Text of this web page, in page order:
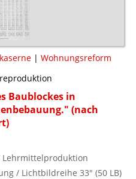
| Wohnungsreform
Baublockes in
(nach
Lehrmittelproduktion
/ Lichtbildreihe 33" (50 LB)